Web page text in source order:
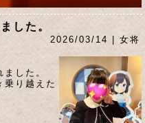
した。
2026/03/14 | 女将
した。
乗り越えた